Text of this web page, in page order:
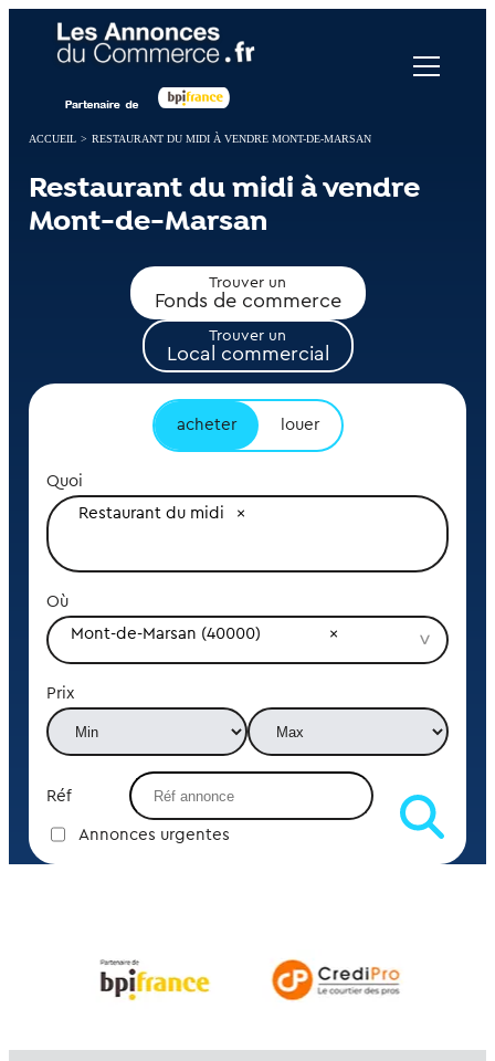
ACCUEIL > RESTAURANT DU MIDI À VENDRE MONT-DE-MARSAN
Restaurant du midi à vendre
Mont-de-Marsan
Trouver un
Fonds de commerce
Trouver un
Local commercial
acheter louer
Quoi
Restaurant du midi
Où
Mont-de-Marsan (40000)
Prix
Réf
Annonces urgentes
Panneau de gestion des cookies